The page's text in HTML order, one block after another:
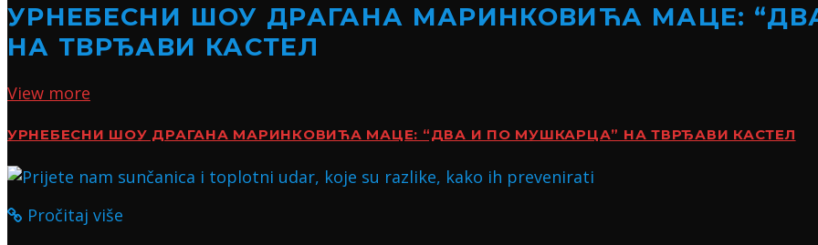
УРНЕБЕСНИ ШОУ ДРАГАНА МАРИНКОВИЋА МАЦЕ:
НА ТВРЂАВИ КАСТЕЛ
View more
УРНЕБЕСНИ ШОУ ДРАГАНА МАРИНКОВИЋА МАЦЕ: “ДВА И ПО МУШКАРЦА” НА ТВРЂАВИ КАСТЕЛ
Pročitaj više